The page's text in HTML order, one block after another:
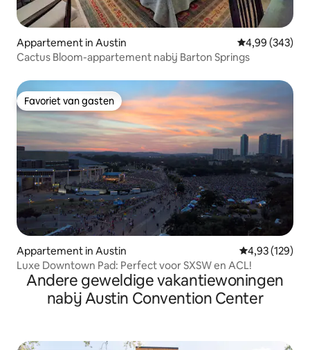
Appartement in Austin Gemiddelde
4,99 (343)
Cactus Bloom-appartement nabij Barton Springs
Favoriet van gasten
Favoriet van gasten
Appartement in Austin Gemiddelde
4,93 (129)
Luxe Downtown Pad: Perfect voor SXSW en ACL!
Andere geweldige vakantiewoningen
nabij Austin Convention Center